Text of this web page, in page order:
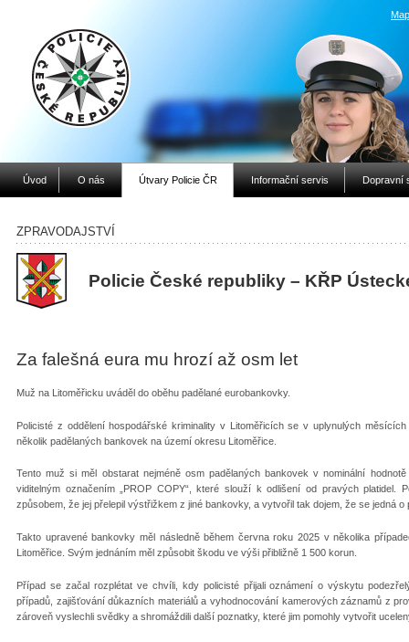
Úvod O nás Útvary Policie ČR Informační servis Dopravní
ZPRAVODAJSTVÍ
Policie České republiky – KŘP
Za falešná eura mu hrozí až osm let
Muž na Litoměřicku uváděl do oběhu padělané eurobankovky.
Policisté z oddělení hospodářské kriminality v Litoměřicích se v uplynulých
několik padělaných bankovek na území okresu Litoměřice.
Tento muž si měl obstarat nejméně osm padělaných bankovek v nominální
viditelným označením „PROP COPY“, které slouží k odlišení od pravých platidel.
způsobem, že jej přelepil výstřižkem z jiné bankovky, a vytvořil tak dojem, že se jedná
Takto upravené bankovky měl následně během června roku 2025 v několika
Litoměřice. Svým jednáním měl způsobit škodu ve výši přibližně 1 500 korun.
Případ se začal rozplétat ve chvíli, kdy policisté přijali oznámení o výskytu
případů, zajišťování důkazních materiálů a vyhodnocování kamerových záznamů z
zároveň vyslechli svědky a shromáždili další poznatky, které jim pomohly vytvořit